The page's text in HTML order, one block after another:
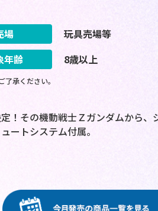
場
玩具売場等
年齢
8歳以上
承ください。
その機動戦士Ｚガンダムから、
ートシステム付属。